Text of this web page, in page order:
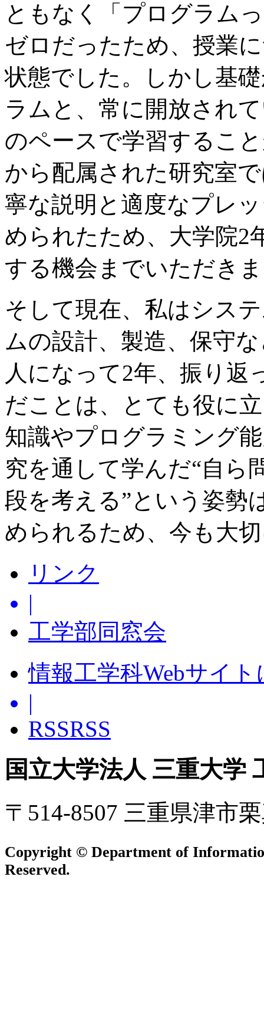
ともなく「プログラム
ゼロだったため、授業
状態でした。しかし基
ラムと、常に開放され
のペースで学習するこ
から配属された研究室
寧な説明と適度なプレ
められたため、大学院2
する機会までいただき
そして現在、私はシス
ムの設計、製造、保守
人になって2年、振り返
だことは、とても役に
知識やプログラミング
究を通して学んだ“自ら
段を考える”という姿勢
められるため、今も大
リンク
|
工学部同窓会
情報工学科Webサイ
|
RSSRSS
国立大学法人 三重大学
〒514-8507 三重県津市
Copyright © Department of
Reserved.